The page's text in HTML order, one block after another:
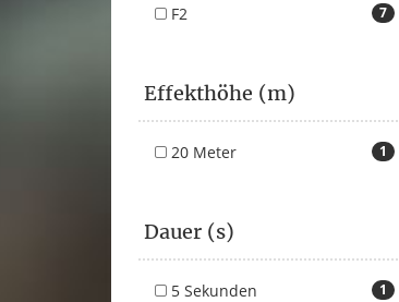
7
F2
Effekthöhe (m)
1
20 Meter
Dauer (s)
1
5 Sekunden